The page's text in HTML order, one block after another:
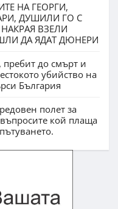
НА ГЕОРГИ,
ДУШИЛИ ГО С
ВЗЕЛИ
ДА ЯДАТ ДЮНЕРИ
до смърт и
убийство на
България
полет за
кой плаща